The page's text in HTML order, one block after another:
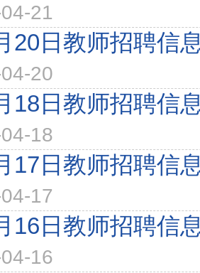
21
20日教师招聘信
20
18日教师招聘信
18
17日教师招聘信
17
16日教师招聘信
16